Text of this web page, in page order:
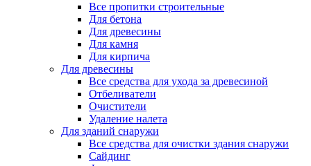
Все пропитки строительные
Для бетона
Для древесины
Для камня
Для кирпича
Для древесины
Все средства для ухода за древесиной
Отбеливатели
Очистители
Удаление налета
Для зданий снаружи
Все средства для очистки здания снаружи
Сайдинг